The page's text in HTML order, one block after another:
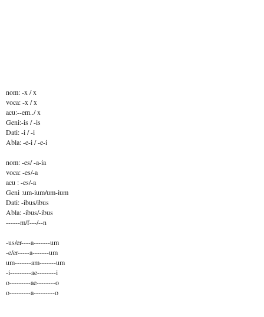
nom: -x / x
voca: -x / x
acu:--em../ x
Geni:-is / -is
Dati: -i / -i
Abla: -e-i / -e-i
nom: -es/ -a-ia
voca: -es/-a
acu : -es/-a
Geni :um-ium/um-ium
Dati: -ibus/ibus
Abla: -ibus/-ibus
------m/f---/--n
-us/er----a-------um
-e/er-----a-------um
um-------am-------um
-i---------ae--------i
o---------ae--------o
o---------a---------o